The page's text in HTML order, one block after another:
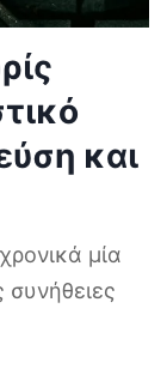
και
μία
συνήθειες